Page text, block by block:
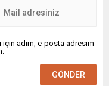
için adım, e-posta adresim